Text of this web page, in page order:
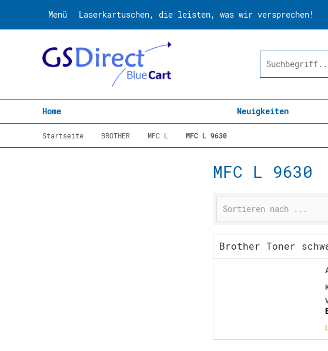
Menü Laserkartuschen, die leisten, was wir versprechen!
Home Neuigkeiten
Startseite BROTHER MFC L MFC L 9630
MFC L 9630
Brother Toner